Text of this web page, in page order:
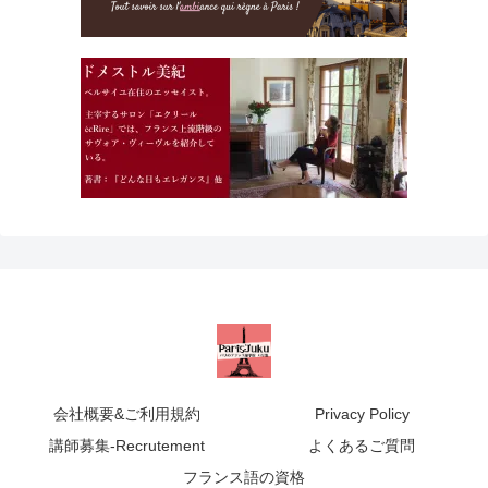
会社概要&ご利用規約
Privacy Policy
講師募集-Recrutement
よくあるご質問
フランス語の資格